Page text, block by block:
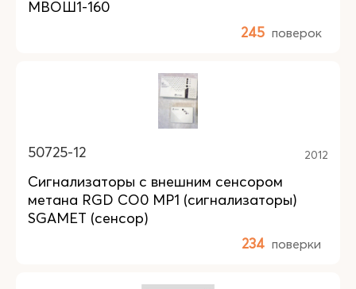
МВОШ1-160
245 поверок
50725-12 2012
Сигнализаторы с внешним сенсором
метана RGD CO0 MP1 (сигнализаторы)
SGAMET (сенсор)
234 поверки